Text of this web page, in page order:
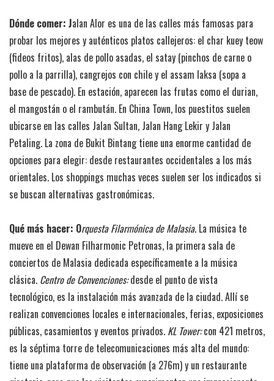
Dónde comer: Jalan Alor es una de las calles más famosas para
probar los mejores y auténticos platos callejeros: el char kuey teow
(fideos fritos), alas de pollo asadas, el satay (pinchos de carne o
pollo a la parrilla), cangrejos con chile y el assam laksa (sopa a
base de pescado). En estación, aparecen las frutas como el durian,
el mangostán o el rambután. En China Town, los puestitos suelen
ubicarse en las calles Jalan Sultan, Jalan Hang Lekir y Jalan
Petaling. La zona de Bukit Bintang tiene una enorme cantidad de
opciones para elegir: desde restaurantes occidentales a los más
orientales. Los shoppings muchas veces suelen ser los indicados si
se buscan alternativas gastronómicas.
Qué más hacer: Orquesta Filarmónica de Malasia. La música te
mueve en el Dewan Filharmonic Petronas, la primera sala de
conciertos de Malasia dedicada específicamente a la música
clásica. Centro de Convenciones:desde el punto de vista
tecnológico, es la instalación más avanzada de la ciudad. Allí se
realizan convenciones locales e internacionales, ferias, exposiciones
públicas, casamientos y eventos privados. KL Tower:con 421 metros,
es la séptima torre de telecomunicaciones más alta del mundo:
tiene una plataforma de observación (a 276m) y un restaurante